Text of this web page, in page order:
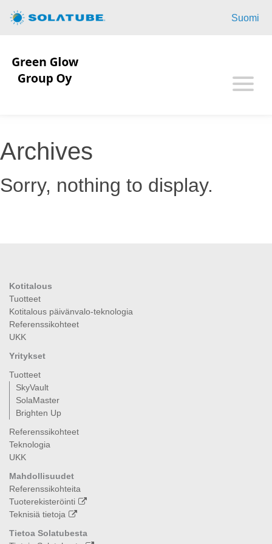
Aloitussivu
Yritykset
Suomi
Archives
Sorry, nothing to display.
Kotitalous
Tuotteet
Kotitalous päivänvalo-teknologia
Referenssikohteet
UKK
Yritykset
Tuotteet
SkyVault
SolaMaster
Brighten Up
Referenssikohteet
Teknologia
UKK
Mahdollisuudet
Referenssikohteita
Tuoterekisteröinti
Teknisiä tietoja
Tietoa Solatubesta